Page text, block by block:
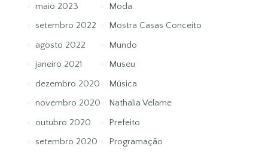
maio 2023
setembro 2022
agosto 2022
janeiro 2021
dezembro 2020
novembro 2020
outubro 2020
setembro 2020
Moda
Mostra Casas Conceito
Mundo
Museu
Música
Nathalia Velame
Prefeito
Programação